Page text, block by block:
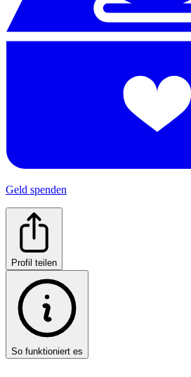
Geld spenden
Profil teilen
So funktioniert es